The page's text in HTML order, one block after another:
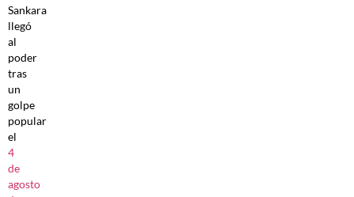
Sankara
llegó
al
poder
tras
un
golpe
popular
el
4
de
agosto